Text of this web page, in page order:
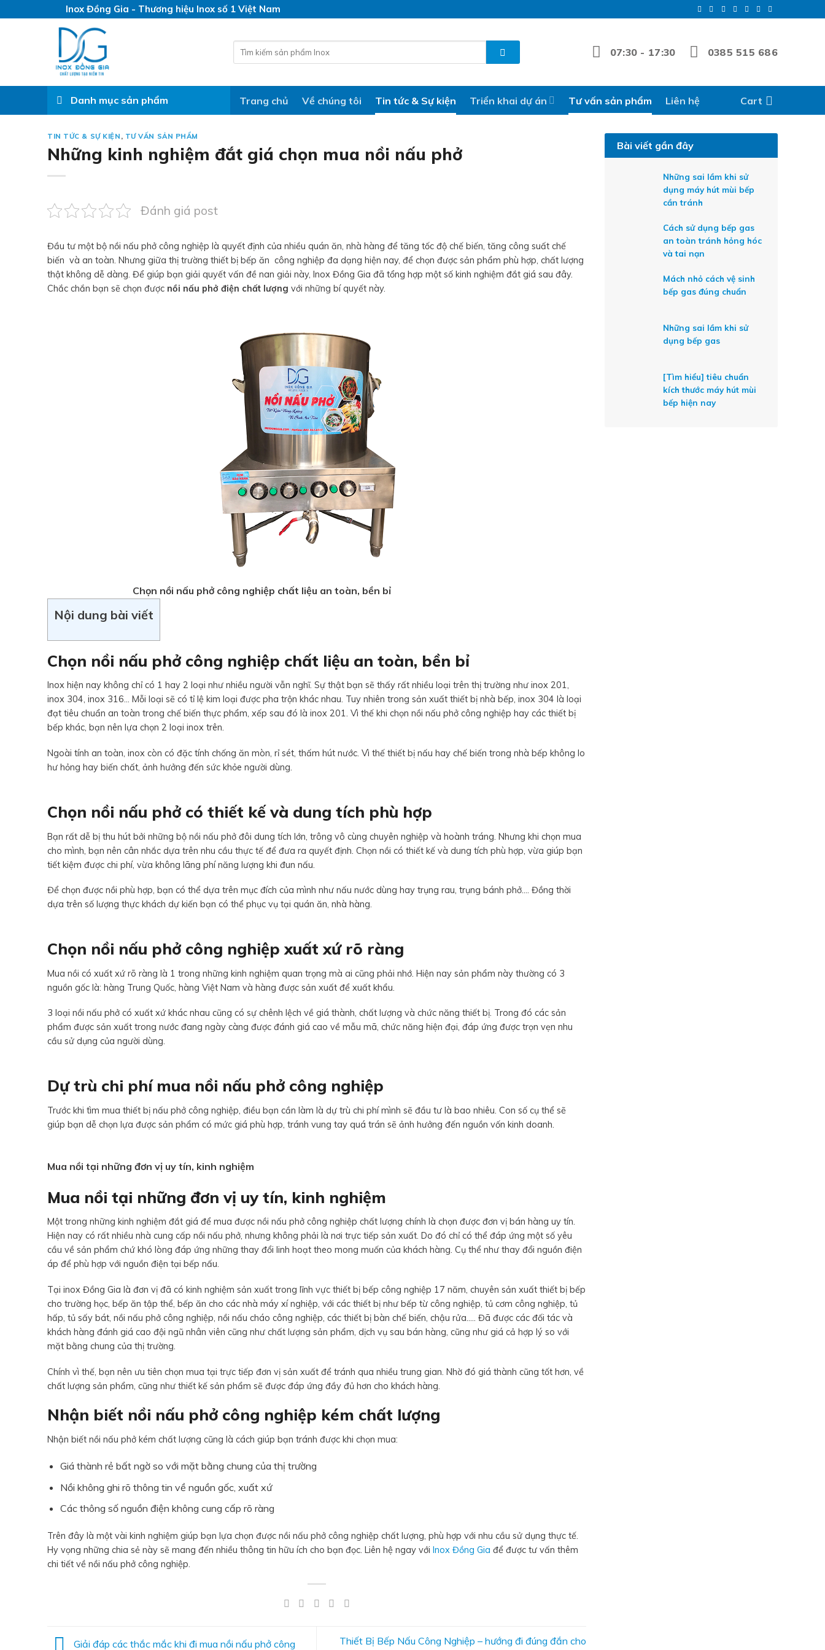
to
Inox Đồng Gia - Thương hiệu Inox số 1 Việt Nam
for:
07:30 - 17:30 0385 515 686
Danh mục sản phẩm Trang chủ Về chúng tôi Tin tức & Sự kiện Triển khai dự án Tư vấn sản phẩm Liên hệ Cart
TIN TỨC & SỰ KIỆN , TƯ VẤN SẢN PHẨM
Những kinh nghiệm đắt giá chọn mua nồi nấu phở
Đánh giá post
Đầu tư một bộ nồi nấu phở công nghiệp là quyết định của nhiều quán ăn, nhà hàng để tăng tốc độ chế biến, tăng công suất chế
biến và an toàn. Nhưng giữa thị trường thiết bị bếp ăn công nghiệp đa dạng hiện nay, để chọn được sản phẩm phù hợp, chất lượng
thật không dễ dàng. Để giúp bạn giải quyết vấn đề nan giải này, Inox Đồng Gia đã tổng hợp một số kinh nghiệm đắt giá sau đây.
Chắc chắn bạn sẽ chọn được nồi nấu phở điện chất lượng với những bí quyết này.
Chọn nồi nấu phở công nghiệp chất liệu an toàn, bền bỉ
Nội dung bài viết
Chọn nồi nấu phở công nghiệp chất liệu an toàn, bền bỉ
Inox hiện nay không chỉ có 1 hay 2 loại như nhiều người vẫn nghĩ. Sự thật bạn sẽ thấy rất nhiều loại trên thị trường như inox 201,
inox 304, inox 316… Mỗi loại sẽ có tỉ lệ kim loại được pha trộn khác nhau. Tuy nhiên trong sản xuất thiết bị nhà bếp, inox 304 là loại
đạt tiêu chuẩn an toàn trong chế biến thực phẩm, xếp sau đó là inox 201. Vì thế khi chọn nồi nấu phở công nghiệp hay các thiết bị
bếp khác, bạn nên lựa chọn 2 loại inox trên.
Ngoài tính an toàn, inox còn có đặc tính chống ăn mòn, rỉ sét, thấm hút nước. Vì thế thiết bị nấu hay chế biến trong nhà bếp không lo
hư hỏng hay biến chất, ảnh hưởng đến sức khỏe người dùng.
Chọn nồi nấu phở có thiết kế và dung tích phù hợp
Bạn rất dễ bị thu hút bởi những bộ nồi nấu phở đôi dung tích lớn, trông vô cùng chuyên nghiệp và hoành tráng. Nhưng khi chọn mua
cho mình, bạn nên cân nhắc dựa trên nhu cầu thực tế để đưa ra quyết định. Chọn nồi có thiết kế và dung tích phù hợp, vừa giúp bạn
tiết kiệm được chi phí, vừa không lãng phí năng lượng khi đun nấu.
Để chọn được nồi phù hợp, bạn có thể dựa trên mục đích của mình như nấu nước dùng hay trụng rau, trụng bánh phở…. Đồng thời
dựa trên số lượng thực khách dự kiến bạn có thể phục vụ tại quán ăn, nhà hàng.
Chọn nồi nấu phở công nghiệp xuất xứ rõ ràng
Mua nồi có xuất xứ rõ ràng là 1 trong những kinh nghiệm quan trọng mà ai cũng phải nhớ. Hiện nay sản phẩm này thường có 3
nguồn gốc là: hàng Trung Quốc, hàng Việt Nam và hàng được sản xuất để xuất khẩu.
3 loại nồi nấu phở có xuất xứ khác nhau cũng có sự chênh lệch về giá thành, chất lượng và chức năng thiết bị. Trong đó các sản
phẩm được sản xuất trong nước đang ngày càng được đánh giá cao về mẫu mã, chức năng hiện đại, đáp ứng được trọn vẹn nhu
cầu sử dụng của người dùng.
Dự trù chi phí mua nồi nấu phở công nghiệp
Trước khi tìm mua thiết bị nấu phở công nghiệp, điều bạn cần làm là dự trù chi phí mình sẽ đầu tư là bao nhiêu. Con số cụ thể sẽ
giúp bạn dễ chọn lựa được sản phẩm có mức giá phù hợp, tránh vung tay quá trán sẽ ảnh hưởng đến nguồn vốn kinh doanh.
Mua nồi tại những đơn vị uy tín, kinh nghiệm
Mua nồi tại những đơn vị uy tín, kinh nghiệm
Một trong những kinh nghiệm đắt giá để mua được nồi nấu phở công nghiệp chất lượng chính là chọn được đơn vị bán hàng uy tín.
Hiện nay có rất nhiều nhà cung cấp nồi nấu phở, nhưng không phải là nơi trực tiếp sản xuất. Do đó chỉ có thể đáp ứng một số yêu
cầu về sản phẩm chứ khó lòng đáp ứng những thay đổi linh hoạt theo mong muốn của khách hàng. Cụ thể như thay đổi nguồn điện
áp để phù hợp với nguồn điện tại bếp nấu.
Tại inox Đồng Gia là đơn vị đã có kinh nghiệm sản xuất trong lĩnh vực thiết bị bếp công nghiệp 17 năm, chuyên sản xuất thiết bị bếp
cho trường học, bếp ăn tập thể, bếp ăn cho các nhà máy xí nghiệp, với các thiết bị như bếp từ công nghiệp, tủ cơm công nghiệp, tủ
hấp, tủ sấy bát, nồi nấu phở công nghiệp, nồi nấu cháo công nghiệp, các thiết bị bàn chế biến, chậu rửa….. Đã được các đối tác và
khách hàng đánh giá cao đội ngũ nhân viên cũng như chất lượng sản phẩm, dịch vụ sau bán hàng, cũng như giá cả hợp lý so với
mặt bằng chung của thị trường.
Chính vì thế, bạn nên ưu tiên chọn mua tại trực tiếp đơn vị sản xuất để tránh qua nhiều trung gian. Nhờ đó giá thành cũng tốt hơn, về
chất lượng sản phẩm, cũng như thiết kế sản phẩm sẽ được đáp ứng đầy đủ hơn cho khách hàng.
Nhận biết nồi nấu phở công nghiệp kém chất lượng
Nhận biết nồi nấu phở kém chất lượng cũng là cách giúp bạn tránh được khi chọn mua:
Giá thành rẻ bất ngờ so với mặt bằng chung của thị trường
Nồi không ghi rõ thông tin về nguồn gốc, xuất xứ
Các thông số nguồn điện không cung cấp rõ ràng
Trên đây là một vài kinh nghiệm giúp bạn lựa chọn được nồi nấu phở công nghiệp chất lượng, phù hợp với nhu cầu sử dụng thực tế.
Hy vọng những chia sẻ này sẽ mang đến nhiều thông tin hữu ích cho bạn đọc. Liên hệ ngay với Inox Đồng Gia để được tư vấn thêm
chi tiết về nồi nấu phở công nghiệp.
Giải đáp các thắc mắc khi đi mua nồi nấu phở công Thiết Bị Bếp Nấu Công Nghiệp – hướng đi đúng đắn cho
Bài viết gần đây
Những sai lầm khi sử
dụng máy hút mùi bếp
cần tránh
Cách sử dụng bếp gas
an toàn tránh hỏng hóc
và tai nạn
Mách nhỏ cách vệ sinh
bếp gas đúng chuẩn
Những sai lầm khi sử
dụng bếp gas
[Tìm hiểu] tiêu chuẩn
kích thước máy hút mùi
bếp hiện nay